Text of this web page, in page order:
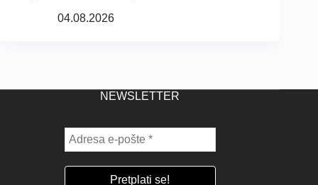
04.08.2026
NEWSLETTER